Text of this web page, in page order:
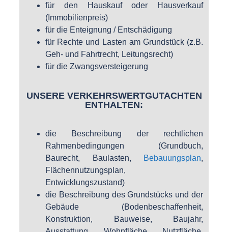
für den Hauskauf oder Hausverkauf
(Immobilienpreis)
für die Enteignung / Entschädigung
für Rechte und Lasten am Grundstück (z.B.
Geh- und Fahrtrecht, Leitungsrecht)
für die Zwangsversteigerung
UNSERE VERKEHRSWERTGUTACHTEN
ENTHALTEN:
die Beschreibung der rechtlichen
Rahmenbedingungen (Grundbuch,
Baurecht, Baulasten,
Bebauungsplan,
Flächennutzungsplan,
Entwicklungszustand)
die Beschreibung des Grundstücks und der
Gebäude (Bodenbeschaffenheit,
Konstruktion, Bauweise, Baujahr,